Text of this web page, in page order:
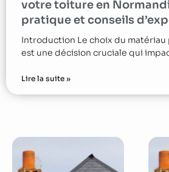
votre toiture en
pratique et conseils
Introduction Le choix du
est une décision cruciale qui
Lire la suite »